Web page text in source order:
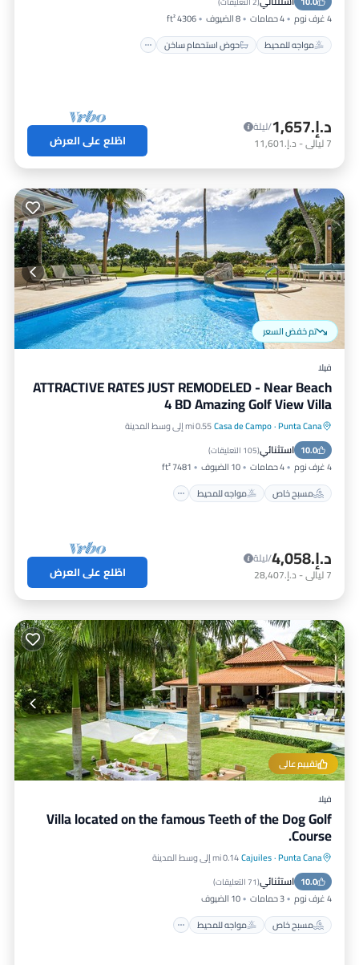
4 غرف نوم 4 حمامات 8 الضيوف
4306 ft²
مواجه للمحيط
حوض استحمام ساخن
د.إ.‏1,657
/ليلة
7ليالي- د.إ.‏11,601 اطّلع على العرض
تم خفض السعر
فيلا
ATTRACTIVE RATES JUST REMODELED - Near Beach
4 BD Amazing Golf View Villa
Punta Cana
·
Casa de Campo0.55 mi إلى وسط المدينة
10.0 استثنائي(105 التعليقات )
4 غرف نوم 4 حمامات 10 الضيوف
7481 ft²
مسبح خاص
مواجه للمحيط
مسبح خاص
مواجه للمحيط
حوض استحمام ساخن
د.إ.‏4,058
/ليلة
7ليالي- د.إ.‏28,407 اطّلع على العرض
تقييم عالي
فيلا
Villa located on the famous Teeth of the Dog Golf
Course.
Punta Cana
·
Cajuiles0.14 mi إلى وسط المدينة
10.0 استثنائي(71 التعليقات )
4 غرف نوم 3 حمامات
10 الضيوف
مسبح خاص
مواجه للمحيط
مسبح خاص
مواجه للمحيط
حوض استحمام ساخن